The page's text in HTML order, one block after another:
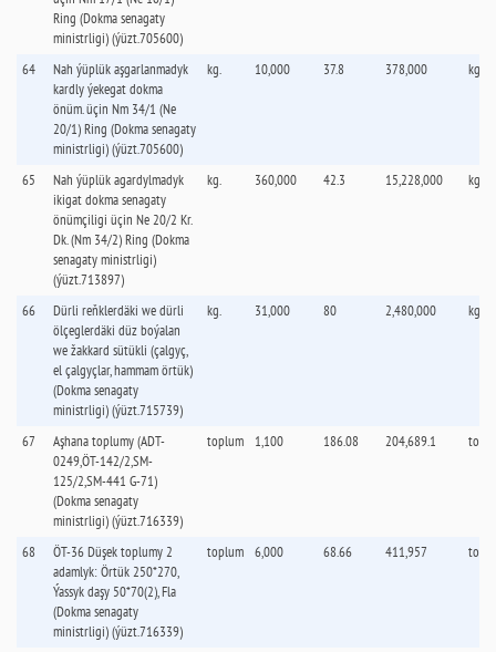
Ring (Dokma senagaty
ministrligi) (ýüzt.705600)
64
Nah ýüplük aşgarlanmadyk
kardly ýekegat dokma
önüm. üçin Nm 34/1 (Ne
20/1) Ring (Dokma senagaty
ministrligi) (ýüzt.705600)
kg. 10,000 37.8 378,000 kg.
65
Nah ýüplük agardylmadyk
ikigat dokma senagaty
önümçiligi üçin Ne 20/2 Kr.
Dk. (Nm 34/2) Ring (Dokma
senagaty ministrligi)
(ýüzt.713897)
kg. 360,000 42.3 15,228,000 kg.
66
Dürli reňklerdäki we dürli
ölçeglerdäki düz boýalan
we žakkard sütükli (çalgyç,
el çalgyçlar, hammam örtük)
(Dokma senagaty
ministrligi) (ýüzt.715739)
kg. 31,000 80 2,480,000 kg.
67
Aşhana toplumy (ADT-
0249,ÖT-142/2,SM-
125/2,SM-441 G-71)
(Dokma senagaty
ministrligi) (ýüzt.716339)
toplum 1,100 186.08 204,689.1
68
ÖT-36 Düşek toplumy 2
adamlyk: Örtük 250*270,
Ýassyk daşy 50*70(2), Fla
(Dokma senagaty
ministrligi) (ýüzt.716339)
toplum 6,000 68.66 411,957